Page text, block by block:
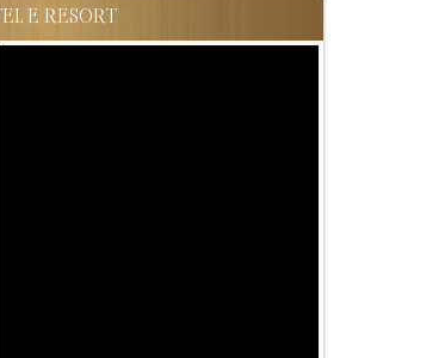
E RESORT